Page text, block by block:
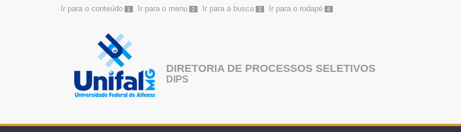
Ir para o conteúdo 1 Ir para o menu 2 Ir para a busca 3 Ir para o rodapé 4
DIRETORIA DE PROCESSOS SELETIVOS
DIPS